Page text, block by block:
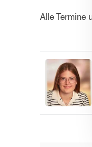
Alle Termine